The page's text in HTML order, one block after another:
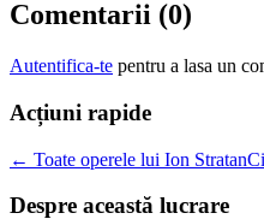
Comentarii (0)
Autentifica-te pentru a lasa un
Acțiuni rapide
← Toate operele lui Ion Stratan
Despre această lucrare